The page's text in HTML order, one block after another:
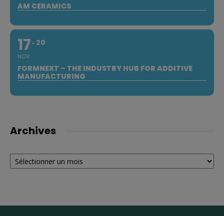
AM CERAMICS
17
NOV
20
FORMNEXT – THE INDUSTRY HUB FOR ADDITIVE
MANUFACTURING
Archives
Archives